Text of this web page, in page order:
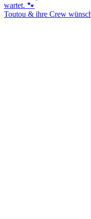
Toutou & ihre Crew